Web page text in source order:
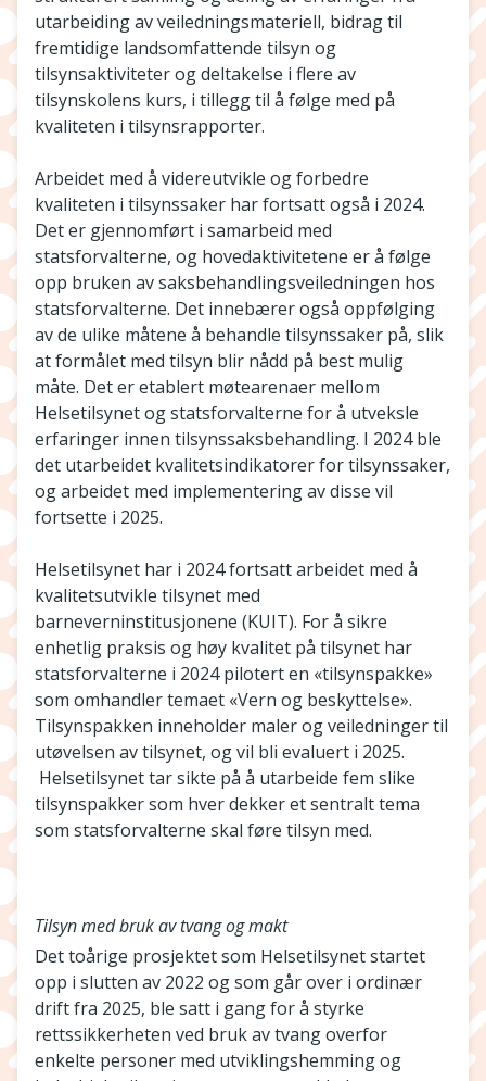
utarbeiding av veiledningsmateriell, bidrag til
fremtidige landsomfattende tilsyn og
tilsynsaktiviteter og deltakelse i flere av
tilsynskolens kurs, i tillegg til å følge med på
kvaliteten i tilsynsrapporter.
Arbeidet med å videreutvikle og forbedre
kvaliteten i tilsynssaker har fortsatt også i 2024.
Det er gjennomført i samarbeid med
statsforvalterne, og hovedaktivitetene er å følge
opp bruken av saksbehandlingsveiledningen hos
statsforvalterne. Det innebærer også oppfølging
av de ulike måtene å behandle tilsynssaker på, slik
at formålet med tilsyn blir nådd på best mulig
måte. Det er etablert møtearenaer mellom
Helsetilsynet og statsforvalterne for å utveksle
erfaringer innen tilsynssaksbehandling. I 2024 ble
det utarbeidet kvalitetsindikatorer for tilsynssaker,
og arbeidet med implementering av disse vil
fortsette i 2025.
Helsetilsynet har i 2024 fortsatt arbeidet med å
kvalitetsutvikle tilsynet med
barneverninstitusjonene (KUIT). For å sikre
enhetlig praksis og høy kvalitet på tilsynet har
statsforvalterne i 2024 pilotert en «tilsynspakke»
som omhandler temaet «Vern og beskyttelse».
Tilsynspakken inneholder maler og veiledninger til
utøvelsen av tilsynet, og vil bli evaluert i 2025.
Helsetilsynet tar sikte på å utarbeide fem slike
tilsynspakker som hver dekker et sentralt tema
som statsforvalterne skal føre tilsyn med.
Tilsyn med bruk av tvang og makt
Det toårige prosjektet som Helsetilsynet startet
opp i slutten av 2022 og som går over i ordinær
drift fra 2025, ble satt i gang for å styrke
rettssikkerheten ved bruk av tvang overfor
enkelte personer med utviklingshemming og